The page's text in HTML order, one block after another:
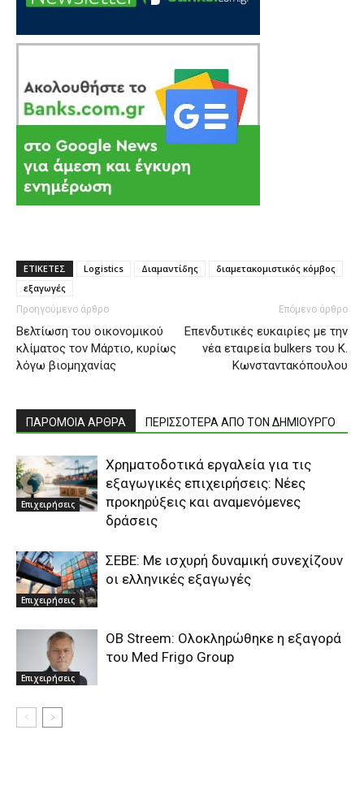
ΕΤΙΚΕΤΕΣ Logistics Διαμαντίδης
διαμετακομιστικός κόμβος
εξαγωγές
Προηγούμενο άρθρο
Βελτίωση του οικονομικού
κλίματος τον Μάρτιο, κυρίως
λόγω βιομηχανίας
Επόμενο άρθρο
Eπενδυτικές ευκαιρίες με την
νέα εταιρεία bulkers του Κ.
Κωνσταντακόπουλου
ΠΑΡΟΜΟΙΑ ΑΡΘΡΑ ΠΕΡΙΣΣΟΤΕΡΑ ΑΠΟ ΤΟΝ ΔΗΜΙΟΥΡΓΟ
Επιχειρήσεις
Χρηματοδοτικά εργαλεία για τις
εξαγωγικές επιχειρήσεις: Νέες
προκηρύξεις και αναμενόμενες
δράσεις
Επιχειρήσεις
ΣΕΒΕ: Με ισχυρή δυναμική συνεχίζουν
οι ελληνικές εξαγωγές
Επιχειρήσεις
OB Streem: Ολοκληρώθηκε η εξαγορά
του Med Frigo Group